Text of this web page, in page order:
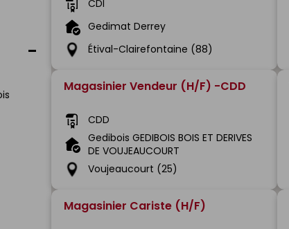
CDI
Gedimat Derrey
Étival-Clairefontaine (88)
Magasinier Vendeur (H/F) -CDD
CDD
Gedibois GEDIBOIS BOIS ET DERIVES
DE VOUJEAUCOURT
Voujeaucourt (25)
Magasinier Cariste (H/F)